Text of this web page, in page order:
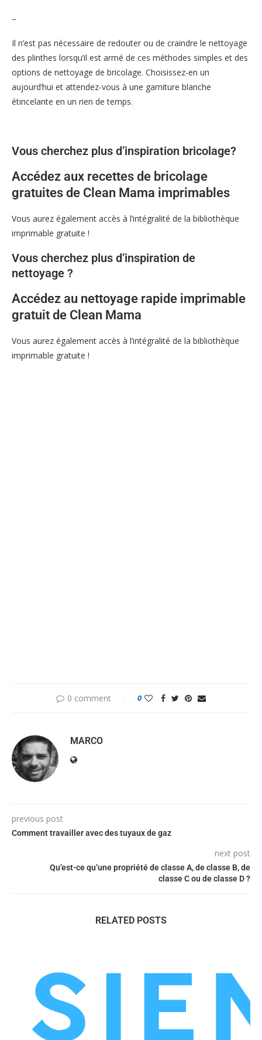
–
Il n’est pas nécessaire de redouter ou de craindre le nettoyage
des plinthes lorsqu’il est armé de ces méthodes simples et des
options de nettoyage de bricolage. Choisissez-en un
aujourd’hui et attendez-vous à une garniture blanche
étincelante en un rien de temps.
Vous cherchez plus d’inspiration bricolage?
Accédez aux recettes de bricolage
gratuites de Clean Mama imprimables
Vous aurez également accès à l’intégralité de la bibliothèque
imprimable gratuite !
Vous cherchez plus d’inspiration de
nettoyage ?
Accédez au nettoyage rapide imprimable
gratuit de Clean Mama
Vous aurez également accès à l’intégralité de la bibliothèque
imprimable gratuite !
0 comment 0
MARCO
previous post
Comment travailler avec des tuyaux de gaz
next post
Qu’est-ce qu’une propriété de classe A, de classe B, de
classe C ou de classe D ?
RELATED POSTS